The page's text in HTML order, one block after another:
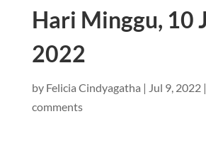
Hari Minggu, 10
2022
by Felicia Cindyagatha | Jul 9, 2022|
comments